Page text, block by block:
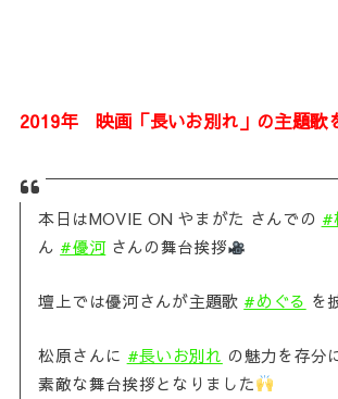
2019年 映画「長いお別れ」の主題歌
本日はMOVIE ON やまがた さんでの #
ん #優河さんの舞台挨拶
壇上では優河さんが主題歌 #めぐる を
松原さんに #長いお別れ の魅力を存分
素敵な舞台挨拶となりました